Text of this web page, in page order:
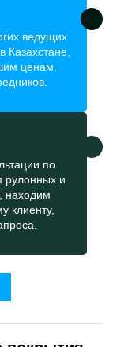
ведущих
Казахстане,
ценам,
по
рулонных и
находим
клиенту,